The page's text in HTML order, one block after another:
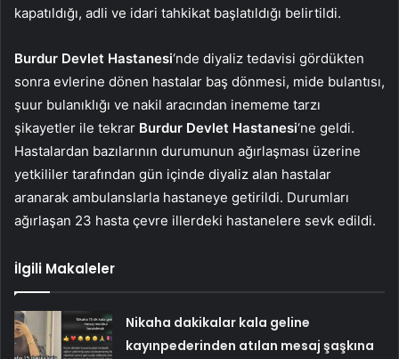
kapatıldığı, adli ve idari tahkikat başlatıldığı belirtildi.
Burdur Devlet Hastanesi‘nde diyaliz tedavisi gördükten
sonra evlerine dönen hastalar baş dönmesi, mide bulantısı,
şuur bulanıklığı ve nakil aracından inememe tarzı
şikayetler ile tekrar Burdur Devlet Hastanesi‘ne geldi.
Hastalardan bazılarının durumunun ağırlaşması üzerine
yetkililer tarafından gün içinde diyaliz alan hastalar
aranarak ambulanslarla hastaneye getirildi. Durumları
ağırlaşan 23 hasta çevre illerdeki hastanelere sevk edildi.
İlgili Makaleler
Nikaha dakikalar kala geline
kayınpederinden atılan mesaj şaşkına